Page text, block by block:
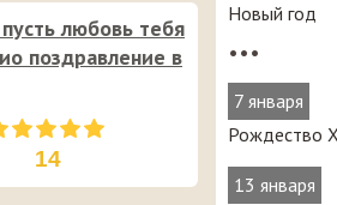
Новый год
•••
7 января
Рождество
13 января
любовь тебя
поздравление в
14